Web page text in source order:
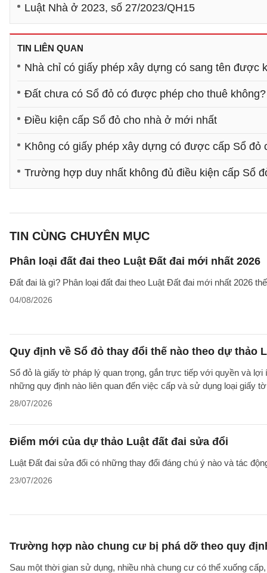
Luật Nhà ở 2023, số 27/2023/QH15
TIN LIÊN QUAN
Nhà chỉ có giấy phép xây dựng có sang tên được
Đất chưa có Sổ đỏ có được phép cho thuê không?
Điều kiện cấp Sổ đỏ cho nhà ở mới nhất
Không có giấy phép xây dựng có được cấp Sổ đỏ
Trường hợp duy nhất không đủ điều kiện cấp Sổ
TIN CÙNG CHUYÊN MỤC
Phân loại đất đai theo Luật Đất đai mới nhất 2026
Đất đai là gì? Phân loại đất đai theo Luật Đất đai mới nhất 2026
04/08/2026
Quy định về Sổ đỏ thay đổi thế nào theo dự thảo
Sổ đỏ là giấy tờ pháp lý quan trọng, gắn trực tiếp với quyền và
những quy định nào liên quan đến việc cấp và sử dụng loại giấy
28/07/2026
Điểm mới của dự thảo Luật đất đai sửa đổi
Luật Đất đai sửa đổi có những thay đổi đáng chú ý nào và tác
23/07/2026
Trường hợp nào chung cư bị phá dỡ theo quy
Sau một thời gian sử dụng, nhiều nhà chung cư có thể xuống